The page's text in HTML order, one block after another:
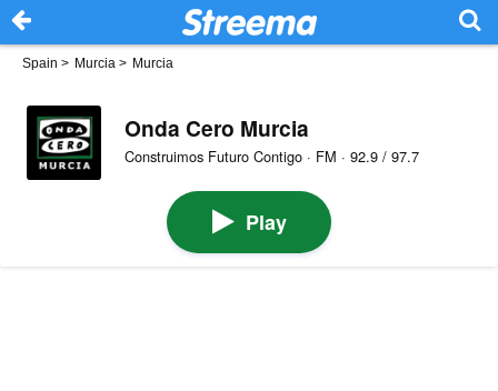
Spain > Murcia > Murcia
Onda Cero Murcia
Construimos Futuro Contigo · FM · 92.9 / 97.7
Play